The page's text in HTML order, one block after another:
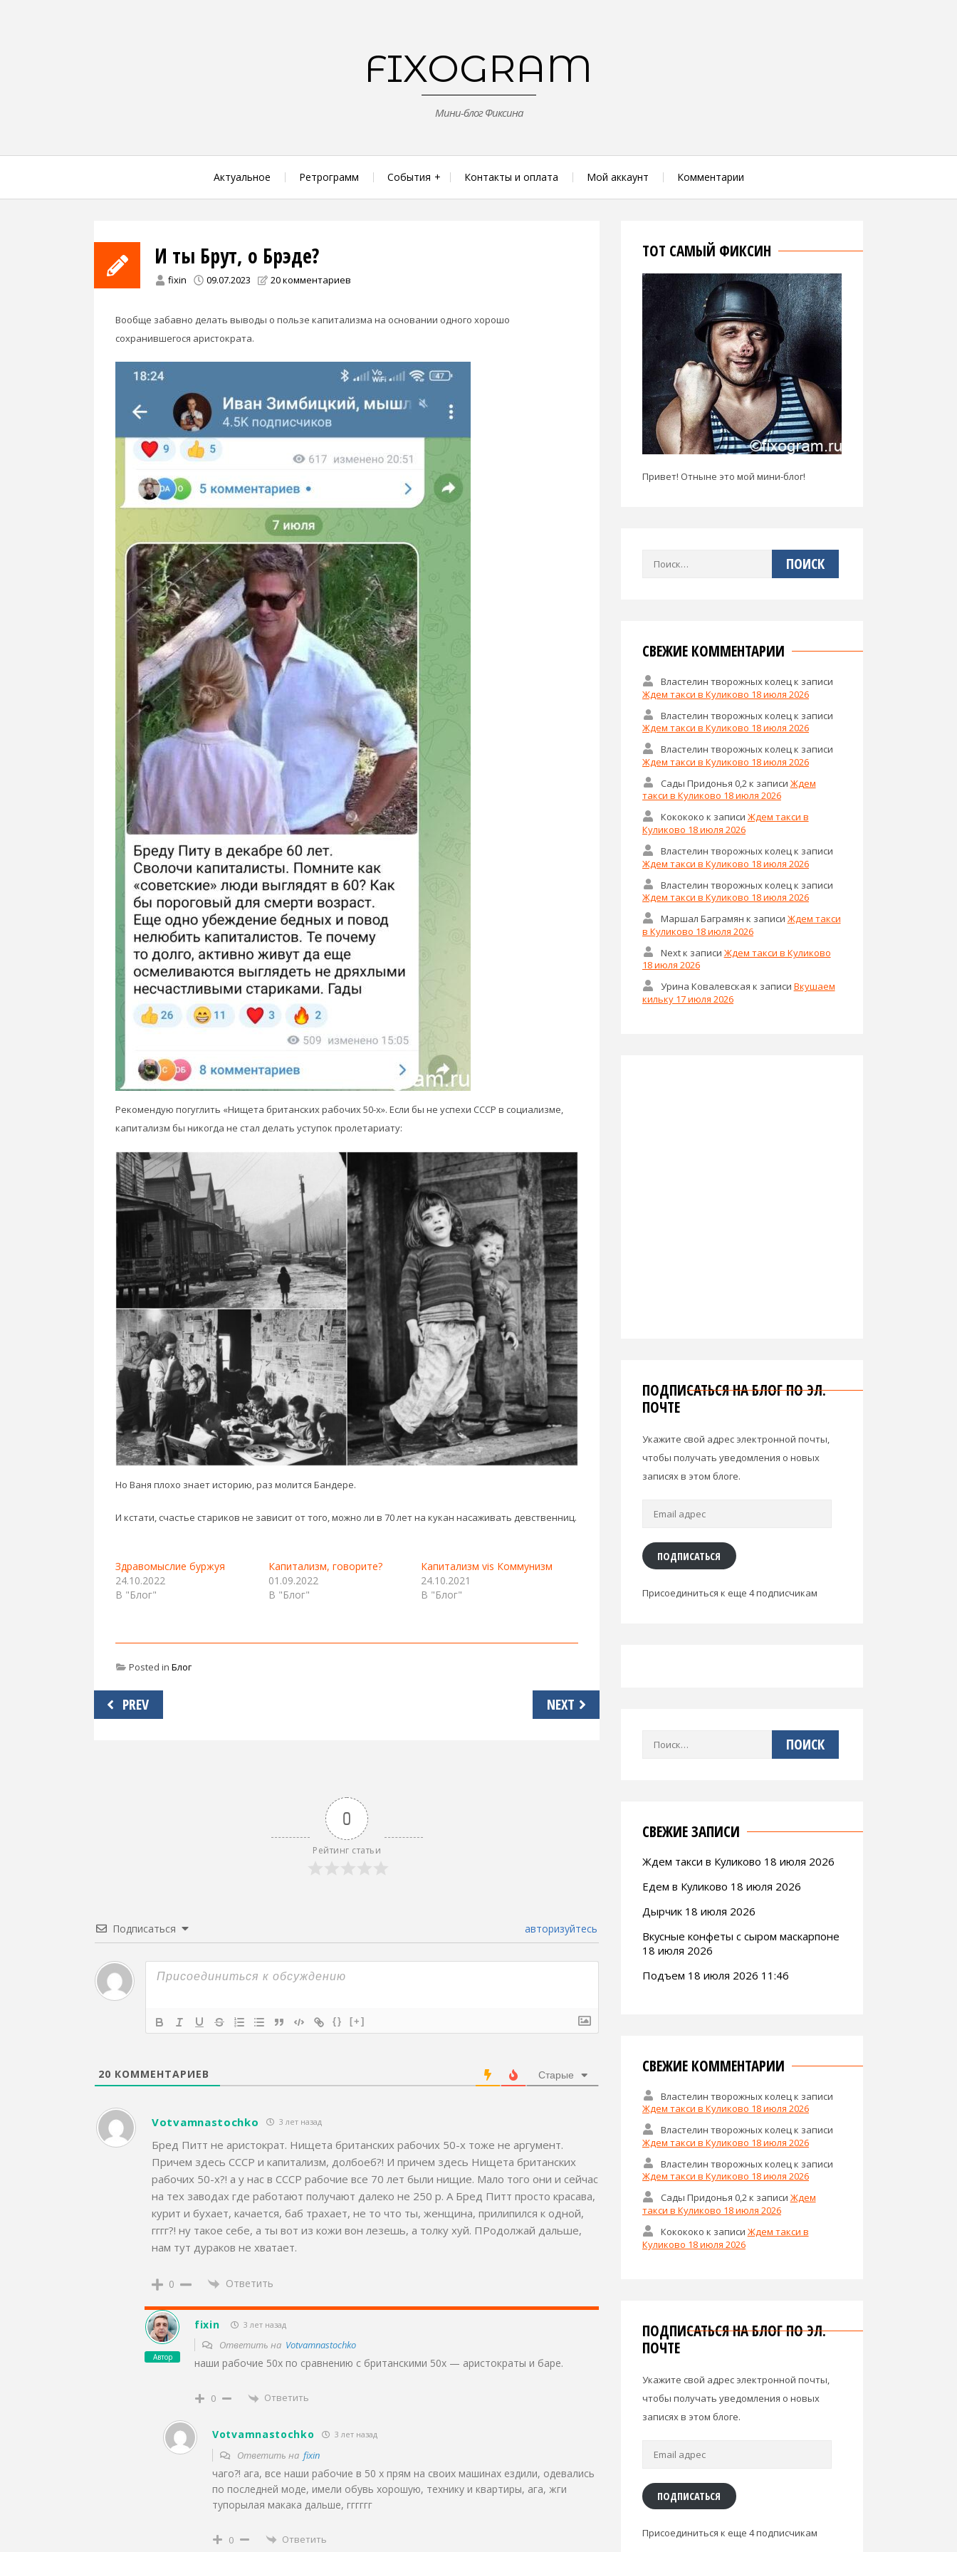
FIXOGRAM
Мини-блог Фиксина
Актуальное Ретрограмм События Контакты и оплата Мой аккаунт Комментарии
И ты Брут, о Брэде?
fixin 09.07.2023 20 комментариев
Вообще забавно делать выводы о пользе капитализма на основании одного хорошо
сохранившегося аристократа.
Рекомендую погуглить «Нищета британских рабочих 50-х». Если бы не успехи СССР в социализме,
капитализм бы никогда не стал делать уступок пролетариату:
Но Ваня плохо знает историю, раз молится Бандере.
И кстати, счастье стариков не зависит от того, можно ли в 70 лет на кукан насаживать девственниц.
Здравомыслие буржуя
24.10.2022
В "Блог"
Капитализм, говорите?
01.09.2022
В "Блог"
Капитализм vis Коммунизм
24.10.2021
В "Блог"
Posted in Блог
Навигация
по
PREV NEXT
0
Рейтинг статьи
Подписаться авторизуйтесь
{} [+]
20 КОММЕНТАРИЕВ Старые
Votvamnastochko 3 лет назад
Бред Питт не аристократ. Нищета британских рабочих 50-х тоже не аргумент.
Причем здесь СССР и капитализм, долбоеб?! И причем здесь Нищета британских
рабочих 50-х?! а у нас в СССР рабочие все 70 лет были нищие. Мало того они и сейчас
на тех заводах где работают получают далеко не 250 р. А Бред Питт просто красава,
курит и бухает, качается, баб трахает, не то что ты, женщина, прилипился к одной,
гггг?! ну такое себе, а ты вот из кожи вон лезешь, а толку хуй. ПРодолжай дальше,
нам тут дураков не хватает.
0 Ответить
Автор
fixin 3 лет назад
Ответить на Votvamnastochko
наши рабочие 50х по сравнению с британскими 50х — аристократы и баре.
0 Ответить
Votvamnastochko 3 лет назад
Ответить на fixin
чаго?! ага, все наши рабочие в 50 х прям на своих машинах ездили, одевались
по последней моде, имели обувь хорошую, технику и квартиры, ага, жги
тупорылая макака дальше, гггггг
0 Ответить
ТОТ САМЫЙ ФИКСИН
Привет! Отныне это мой мини-блог!
Найти:
СВЕЖИЕ КОММЕНТАРИИ
Властелин творожных колецк записи
Ждем такси в Куликово 18 июля 2026
Властелин творожных колец к записи
Ждем такси в Куликово 18 июля 2026
Властелин творожных колецк записи
Ждем такси в Куликово 18 июля 2026
Сады Придонья 0,2 к записи Ждем
такси в Куликово 18 июля 2026
Кокококо к записи Ждем такси в
Куликово 18 июля 2026
Властелин творожных колецк записи
Ждем такси в Куликово 18 июля 2026
Властелин творожных колец к записи
Ждем такси в Куликово 18 июля 2026
Маршал Баграмян к записи Ждем такси
в Куликово 18 июля 2026
Nextк записи Ждем такси в Куликово
18 июля 2026
Урина Ковалевская к записи Вкушаем
кильку 17 июля 2026
ПОДПИСАТЬСЯ НА БЛОГ ПО ЭЛ.
ПОЧТЕ
Укажите свой адрес электронной почты,
чтобы получать уведомления о новых
записях в этом блоге.
Email
ПОДПИСАТЬСЯ
Присоединиться к еще 4 подписчикам
СВЕЖИЕ ЗАПИСИ
Ждем такси в Куликово 18 июля 2026
Едем в Куликово 18 июля 2026
Дырчик 18 июля 2026
Вкусные конфеты с сыром маскарпоне
18 июля 2026
Подъем 18 июля 2026 11:46
СВЕЖИЕ КОММЕНТАРИИ
Властелин творожных колец к записи
Ждем такси в Куликово 18 июля 2026
Властелин творожных колецк записи
Ждем такси в Куликово 18 июля 2026
Властелин творожных колец к записи
Ждем такси в Куликово 18 июля 2026
Сады Придонья 0,2к записи Ждем
такси в Куликово 18 июля 2026
Кокококо к записи Ждем такси в
Куликово 18 июля 2026
ПОДПИСАТЬСЯ НА БЛОГ ПО ЭЛ.
ПОЧТЕ
Укажите свой адрес электронной почты,
чтобы получать уведомления о новых
записях в этом блоге.
ПОДПИСАТЬСЯ
Присоединиться к еще 4 подписчикам